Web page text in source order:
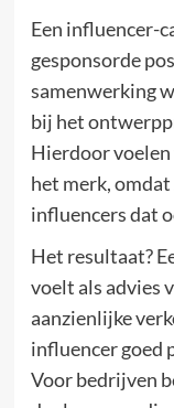
Een influencer-
gesponsorde
samenwerking
bij het
Hierdoor
het merk,
influencers dat
Het resultaat?
voelt als advies
aanzienlijke
influencer goed
Voor bedrijven